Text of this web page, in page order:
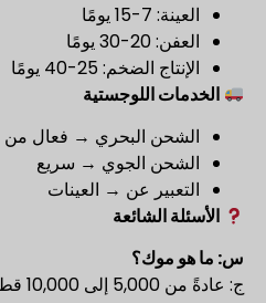
العينة: 7-15 يومًا
العفن: 20-30 يومًا
الإنتاج الضخم: 25-40 يومًا
الخدمات اللوجستية
الشحن البحري → فعال من
الشحن الجوي → سريع
التعبير عن → العينات
الأسئلة الشائعة
س: ما هو موك؟
ج: عادةً من 5,000 إلى 10,000 قطعة